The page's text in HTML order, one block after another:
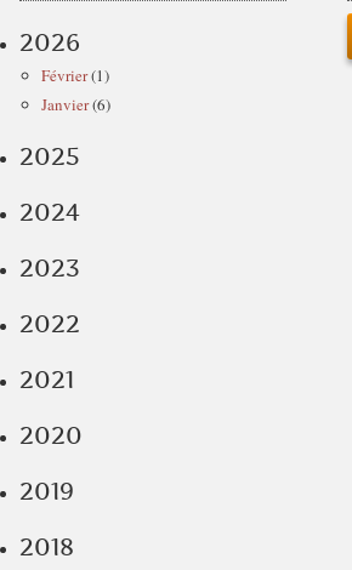
2026
Février(1)
Janvier(6)
2025
2024
2023
2022
2021
2020
2019
2018